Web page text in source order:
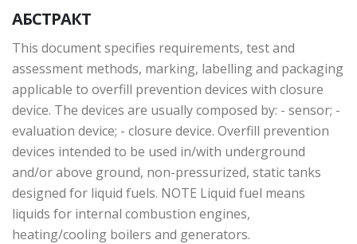
АБСТРАКТ
This document specifies requirements, test and
assessment methods, marking, labelling and packaging
applicable to overfill prevention devices with closure
device. The devices are usually composed by: - sensor; -
evaluation device; - closure device. Overfill prevention
devices intended to be used in/with underground
and/or above ground, non-pressurized, static tanks
designed for liquid fuels. NOTE Liquid fuel means
liquids for internal combustion engines,
heating/cooling boilers and generators.